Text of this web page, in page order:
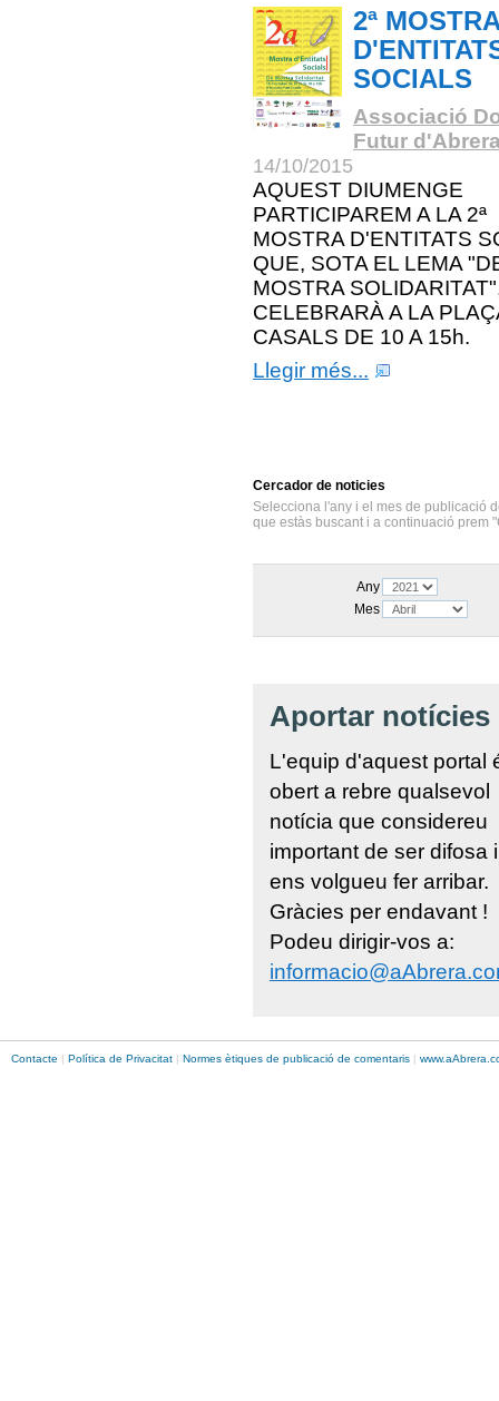
2ª MOSTRA
SOCIALS
Associació
Futur
14/10/2015
AQUEST DIUMENGE
PARTICIPAREM A LA 2ª
MOSTRA D'ENTITATS
QUE, SOTA EL LEMA
MOSTRA
CELEBRARÀ A LA
CASALS DE 10 A 15h.
Llegir més...
Cercador de noticies
Selecciona l'any i el mes de publicació
que estàs buscant i a continuació prem
Any
Mes
Aportar notícies
L'equip d'aquest portal
obert a rebre qualsevol
notícia que considereu
important de ser difosa
ens volgueu fer arribar.
Gràcies per endavant !
Podeu dirigir-vos a:
Contacte | Política de Privacitat | Normes ètiques de publicació de comentaris | www.aAbrera